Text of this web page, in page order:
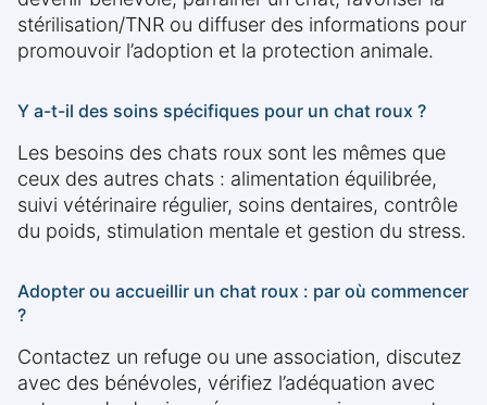
stérilisation/TNR ou diffuser des informations pour
promouvoir l’adoption et la protection animale.
Y a-t-il des soins spécifiques pour un chat roux ?
Les besoins des chats roux sont les mêmes que
ceux des autres chats : alimentation équilibrée,
suivi vétérinaire régulier, soins dentaires, contrôle
du poids, stimulation mentale et gestion du stress.
Adopter ou accueillir un chat roux : par où commencer
?
Contactez un refuge ou une association, discutez
avec des bénévoles, vérifiez l’adéquation avec